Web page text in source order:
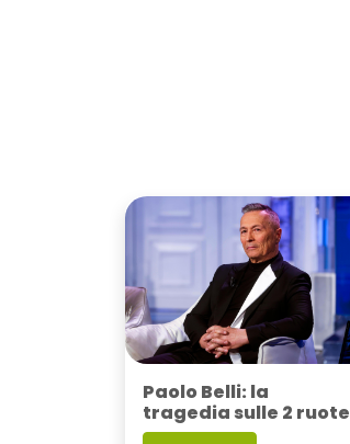
Paolo Belli: la
tragedia sulle 2 ruote